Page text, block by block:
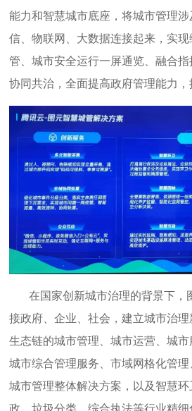
能力和智慧城市底座，将城市管理
信、物联网、大数据连接起来，实
管、城市安全运行一屏通览、融合
协同共治，全面提高政府管理能力，
在国家创新城市治理的背景下，
接政府、企业、社会，建立城市治
生态链的城市管理、城市运营、城市
城市综合管理服务、市域网格化管
城市管理整体解决方案，以及智慧
政、垃圾分类、综合执法等行业精